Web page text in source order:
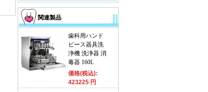
関連製品
歯科用ハンド
ピース器具洗
浄機 洗浄器 消
毒器 160L
価格(税込):
423225 円